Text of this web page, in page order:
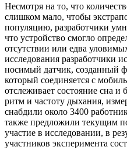
Несмотря на то, что
слишком мало, чтобы
популяцию, разработчики
что устройство смогло
отсутствии или едва
исследования разработчики
носимый датчик, созданный
который соединяется с
отслеживает состояние сна и
ритм и частоту дыхания,
снабдили около 3400
также предложили текущим
участие в исследовании, в
участников эксперимента